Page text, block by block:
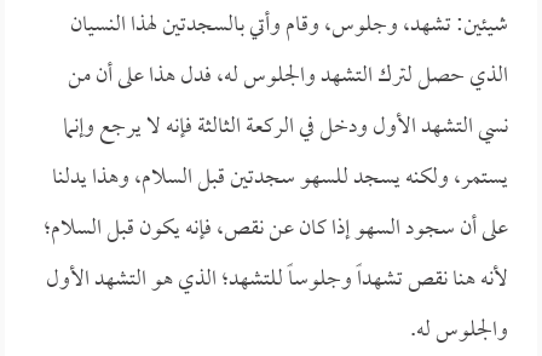
شيئين: تشهد، وجلوس، وقام وأتي بالسجدتين لهذا النسيان
الذي حصل لترك التشهد والجلوس له، فدل هذا على أن من
نسي التشهد الأول ودخل في الركعة الثالثة فإنه لا يرجع وإنما
يستمر، ولكنه يسجد للسهو سجدتين قبل السلام، وهذا يدلنا
على أن سجود السهو إذا كان عن نقص، فإنه يكون قبل السلام؛
لأنه هنا نقص تشهداً وجلوساً للتشهد؛ الذي هو التشهد الأول
والجلوس له.